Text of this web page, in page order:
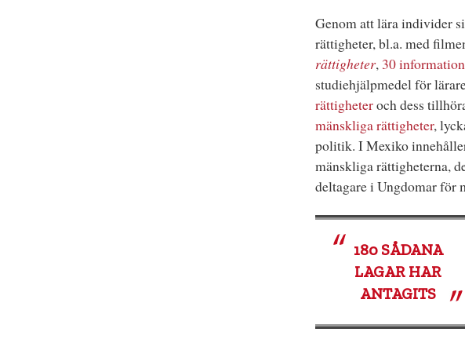
Genom att lära individer
rättigheter, bl.a. med
rättigheter, 30
studiehjälpmedel för
rättigheteroch dess
mänskliga rättigheter,
politik. I Mexiko
mänskliga rättigheterna,
deltagare i Ungdomar för
180SÅDANA
LAGAR HAR
ANTAGITS